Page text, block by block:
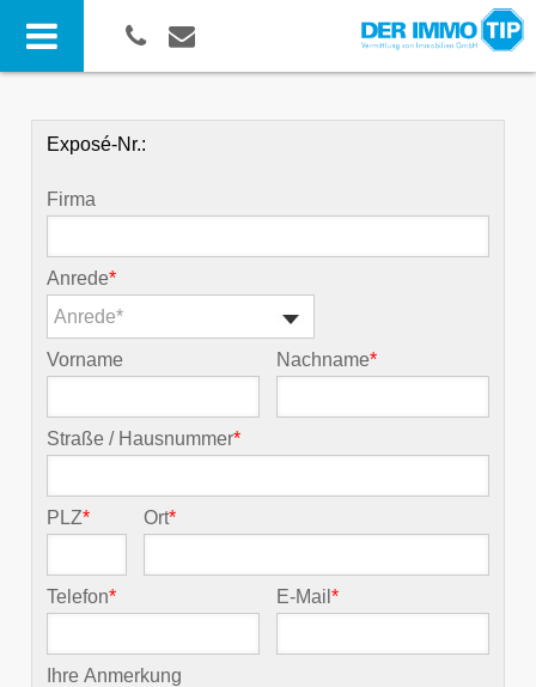
Exposé-Nr.:
Firma
Anrede*
Anrede*
Vorname Nachname*
Straße / Hausnummer*
PLZ* Ort*
Telefon* E-Mail*
Ihre Anmerkung